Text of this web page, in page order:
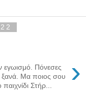
›
εγωισμό. Πόνεσες
ξανά. Μα ποιος σου
Στήρ...